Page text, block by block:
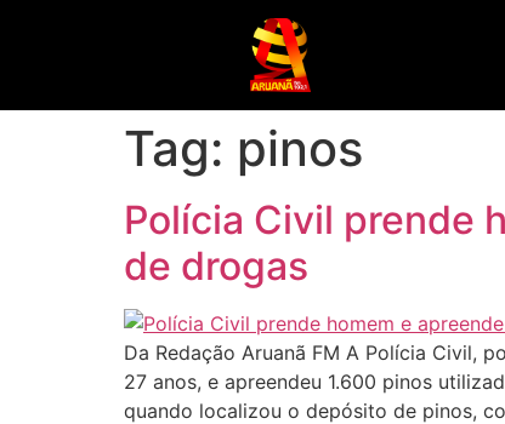
Tag: pinos
Polícia Civil prende
de drogas
Da Redação Aruanã FM A Polícia Civil,
27 anos, e apreendeu 1.600 pinos
quando localizou o depósito de pinos,